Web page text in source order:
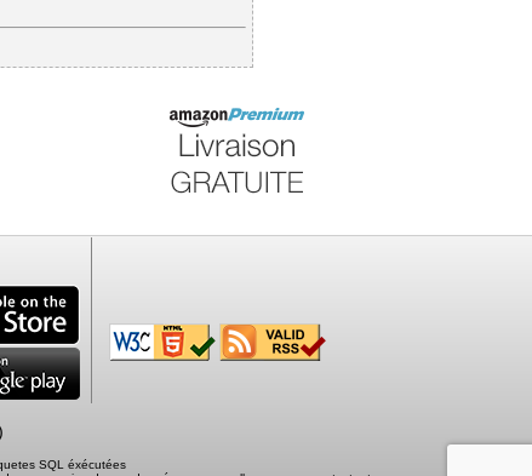
SQL éxécutées